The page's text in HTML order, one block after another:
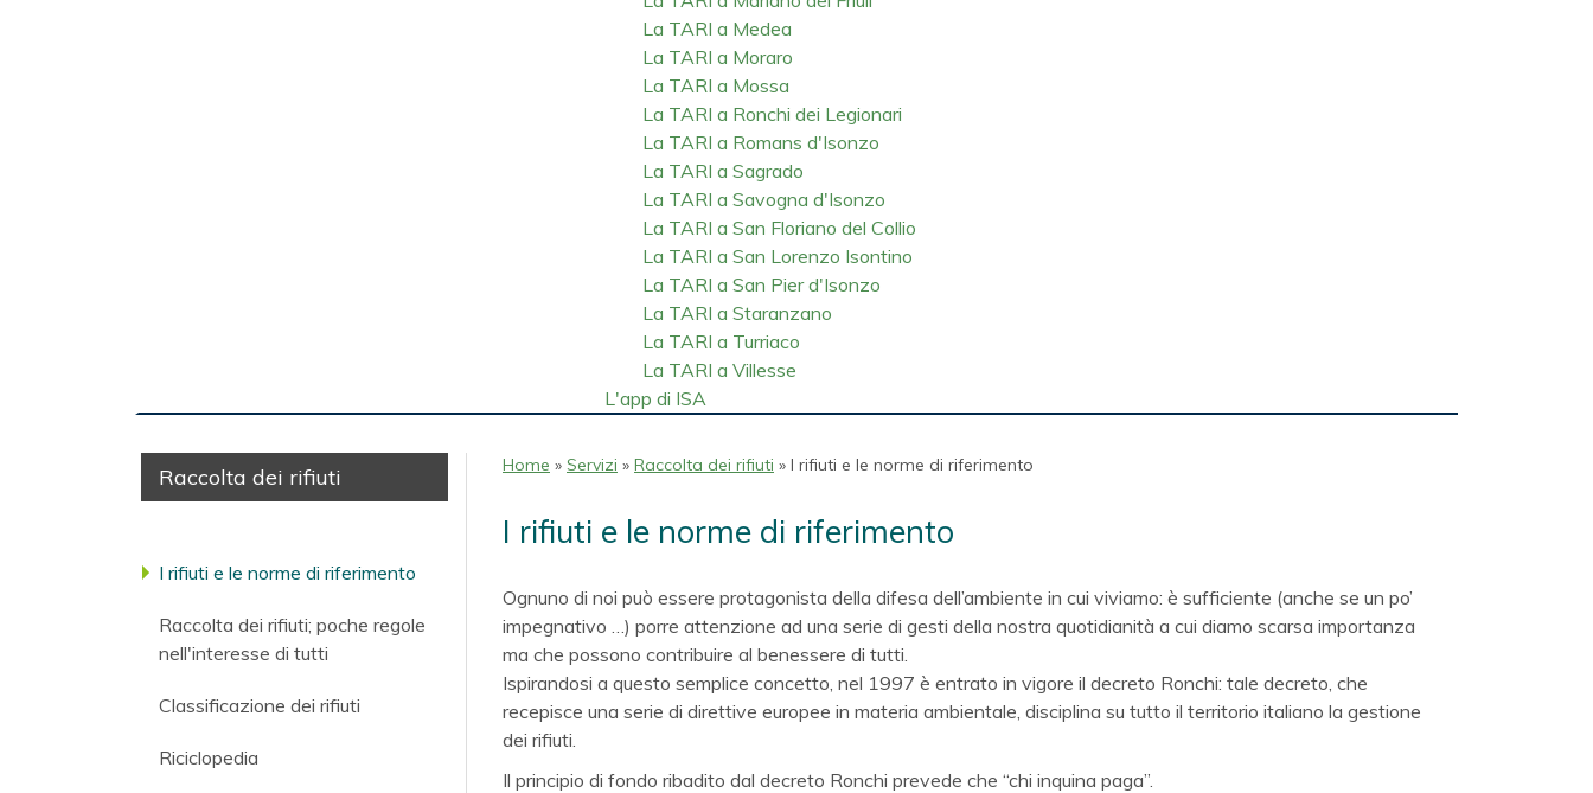
La TARI a Medea
La TARI a Moraro
La TARI a Mossa
La TARI a Ronchi dei Legionari
La TARI a Romans d'Isonzo
La TARI a Sagrado
La TARI a Savogna d'Isonzo
La TARI a San Floriano del Collio
La TARI a San Lorenzo Isontino
La TARI a San Pier d'Isonzo
La TARI a Staranzano
La TARI a Turriaco
La TARI a Villesse
L'app di ISA
Raccolta dei rifiuti
I rifiuti e le norme di riferimento
Raccolta dei rifiuti; poche regole
nell'interesse di tutti
Classificazione dei rifiuti
Riciclopedia
Home » Servizi » Raccolta dei rifiuti » I rifiuti e le norme di riferimento
I rifiuti e le norme di riferimento
Ognuno di noi può essere protagonista della difesa dell’ambiente in cui viviamo: è sufficiente (anche se un po’
impegnativo …) porre attenzione ad una serie di gesti della nostra quotidianità a cui diamo scarsa importanza
ma che possono contribuire al benessere di tutti.
Ispirandosi a questo semplice concetto, nel 1997 è entrato in vigore il decreto Ronchi: tale decreto, che
recepisce una serie di direttive europee in materia ambientale, disciplina su tutto il territorio italiano la gestione
dei rifiuti.
Il principio di fondo ribadito dal decreto Ronchi prevede che “chi inquina paga”.